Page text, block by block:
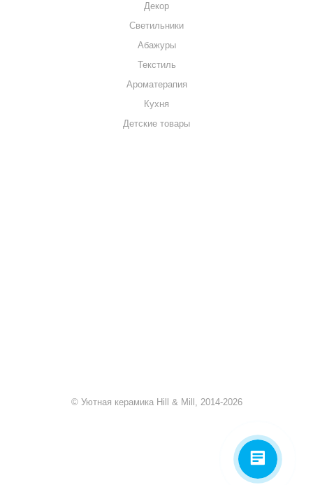
Декор
Светильники
Абажуры
Текстиль
Ароматерапия
Кухня
Детские товары
© Уютная керамика Hill & Mill, 2014-2026